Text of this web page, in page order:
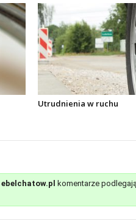
Utrudnienia w ruchu
ebelchatow.pl
komentarze